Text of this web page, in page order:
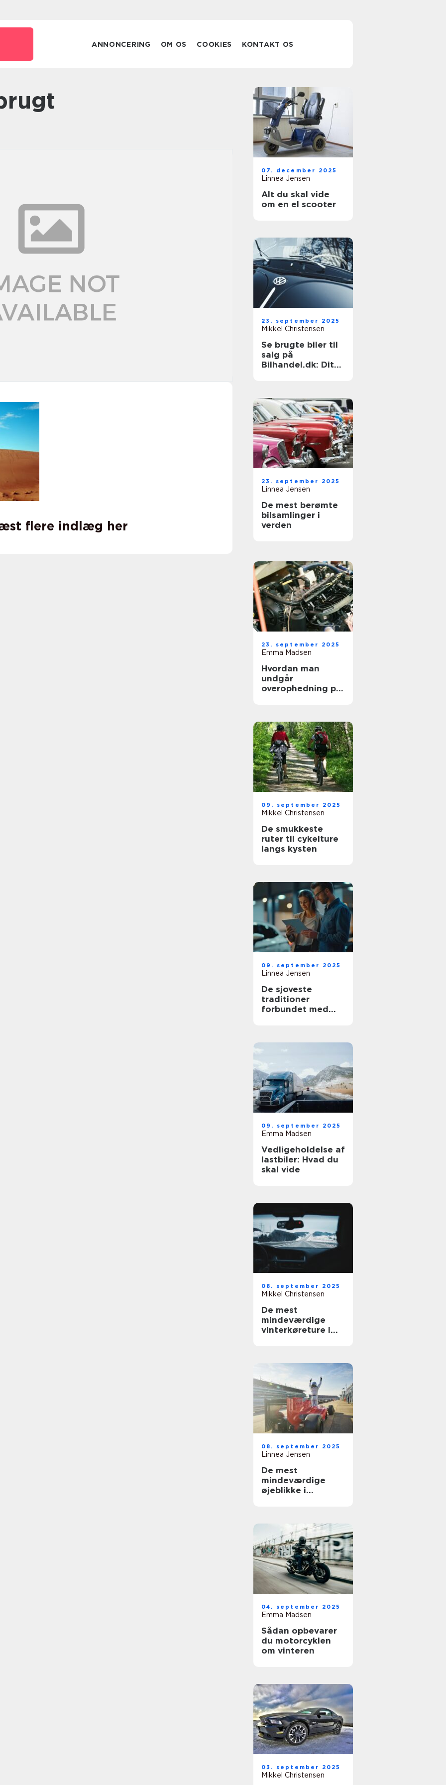
ANNONCERING OM OS COOKIES KONTAKT OS
flere indlæg her
07. december 2025
Linnea Jensen
Alt du skal vide
om en el scooter
23. september 2025
Mikkel Christensen
Se brugte biler til
salg på
Bilhandel.dk: Dit
23. september 2025
Linnea Jensen
De mest berømte
bilsamlinger i
verden
23. september 2025
Emma Madsen
Hvordan man
undgår
overophedning på
09. september 2025
Mikkel Christensen
De smukkeste
ruter til cykelture
langs kysten
09. september 2025
Linnea Jensen
De sjoveste
traditioner
forbundet med
09. september 2025
Emma Madsen
Vedligeholdelse af
lastbiler: Hvad du
skal vide
08. september 2025
Mikkel Christensen
De mest
mindeværdige
vinterkøreture i
08. september 2025
Linnea Jensen
De mest
mindeværdige
øjeblikke i
04. september 2025
Emma Madsen
Sådan opbevarer
du motorcyklen
om vinteren
03. september 2025
Mikkel Christensen